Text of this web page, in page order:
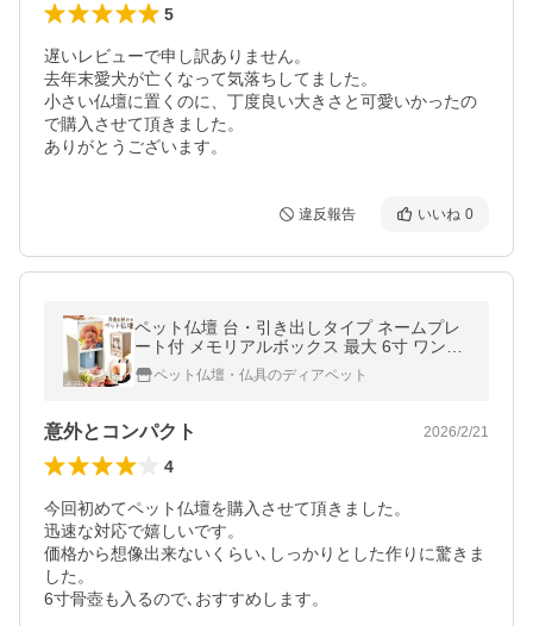
5
遅いレビューで申し訳ありません。
去年末愛犬が亡くなって気落ちしてました。
小さい仏壇に置くのに、丁度良い大きさと可愛いかったの
で購入させて頂きました。
ありがとうございます。
違反報告 いいね 0
ペット仏壇 台・引き出しタイプ ネームプレ
ート付 メモリアルボックス 最大 6寸 ワンサ
イズ 大型犬 中型犬 写真 骨壷収納 ペット用
仏壇 おしゃれ かわいい pset
ペット仏壇・仏具のディアペット
意外とコンパクト 2026/2/21
4
今回初めてペット仏壇を購入させて頂きました。
迅速な対応で嬉しいです。
価格から想像出来ないくらい､しっかりとした作りに驚きま
した。
6寸骨壺も入るので､おすすめします。